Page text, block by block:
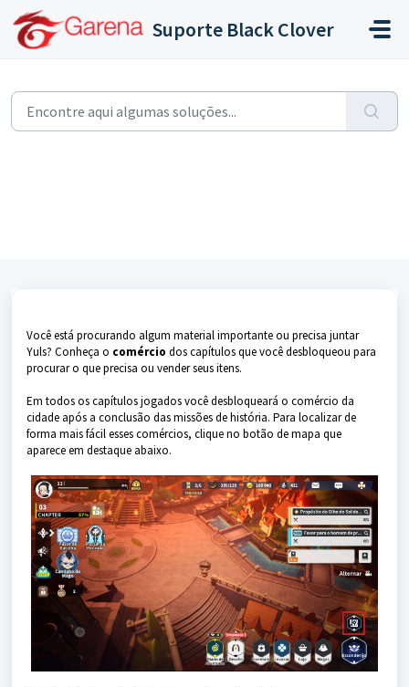
Ir para o conteúdo principal
Suporte Black Clover
Você está procurando algum material importante ou precisa juntar
Yuls? Conheça o comércio dos capítulos que você desbloqueou para
procurar o que precisa ou vender seus itens.
Em todos os capítulos jogados você desbloqueará o comércio da
cidade após a conclusão das missões de história. Para localizar de
forma mais fácil esses comércios, clique no botão de mapa que
aparece em destaque abaixo.